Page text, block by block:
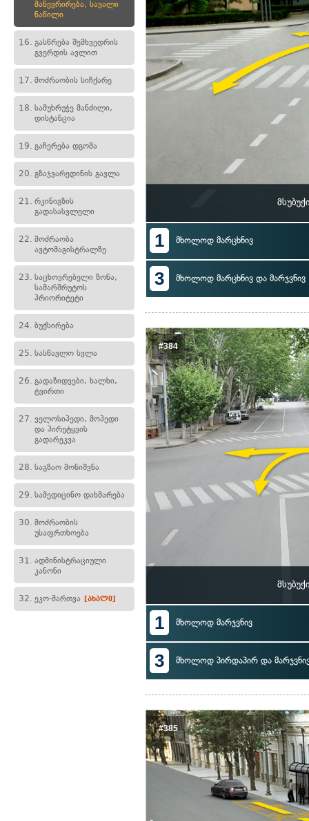
მანევრირება, სავალი
ნაწილი
16. გასწრება შემხვედრის
გვერდის ავლით
17. მოძრაობის სიჩქარე
18. სამუხრუჭე მანძილი,
დისტანცია
19. გაჩერება დგომა
20. გზაჯვარედინის გავლა
21. რკინიგზის
გადასასვლელი
22. მოძრაობა
ავტომაგისტრალზე
23. საცხოვრებელი ზონა,
სამარშრუტოს
პრიორიტეტი
24. ბუქსირება
25. სასწავლო სვლა
26. გადაზიდვები, ხალხი,
ტვირთი
27. ველოსიპედი, მოპედი
და პირუტყვის
გადარეკვა
28. საგზაო მონიშვნა
29. სამედიცინო დახმარება
30. მოძრაობის
უსაფრთხოება
31. ადმინისტრაციული
კანონი
32. ეკო-მართვა [ახალი]
1 მხოლოდ მარცხნივ
3 მხოლოდ მარცხნივ და მარჯვნივ
#384
1 მხოლოდ მარჯვნივ
3 მხოლოდ პირდაპირ და
#385